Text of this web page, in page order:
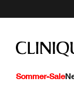
Sommer-Sale